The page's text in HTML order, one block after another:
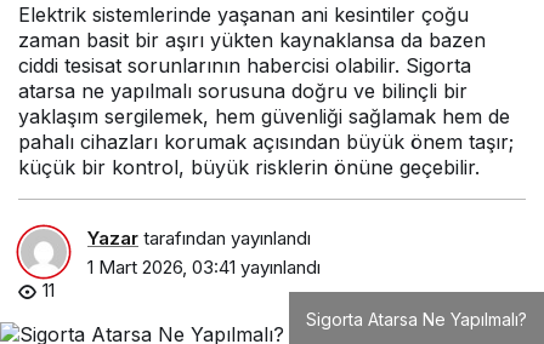
Elektrik sistemlerinde yaşanan ani kesintiler çoğu
zaman basit bir aşırı yükten kaynaklansa da bazen
ciddi tesisat sorunlarının habercisi olabilir. Sigorta
atarsa ne yapılmalı sorusuna doğru ve bilinçli bir
yaklaşım sergilemek, hem güvenliği sağlamak hem de
pahalı cihazları korumak açısından büyük önem taşır;
küçük bir kontrol, büyük risklerin önüne geçebilir.
Yazar tarafından yayınlandı
1 Mart 2026, 03:41 yayınlandı
11
Sigorta Atarsa Ne Yapılmalı?